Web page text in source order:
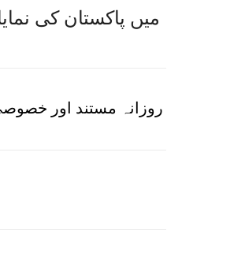
میں پاکستان کی
روزانہ مستند اور